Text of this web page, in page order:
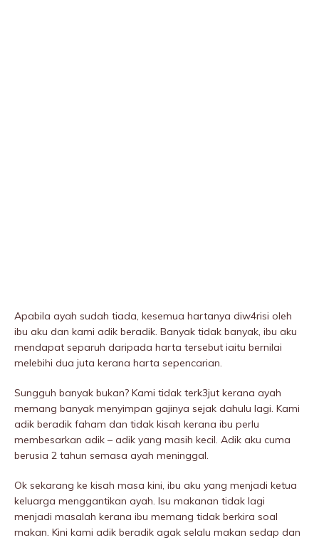
Apabila ayah sudah tiada, kesemua hartanya diw4risi oleh
ibu aku dan kami adik beradik. Banyak tidak banyak, ibu aku
mendapat separuh daripada harta tersebut iaitu bernilai
melebihi dua juta kerana harta sepencarian.
Sungguh banyak bukan? Kami tidak terk3jut kerana ayah
memang banyak menyimpan gajinya sejak dahulu lagi. Kami
adik beradik faham dan tidak kisah kerana ibu perlu
membesarkan adik – adik yang masih kecil. Adik aku cuma
berusia 2 tahun semasa ayah meninggaI.
Ok sekarang ke kisah masa kini, ibu aku yang menjadi ketua
keluarga menggantikan ayah. Isu makanan tidak lagi
menjadi masalah kerana ibu memang tidak berkira soal
makan. Kini kami adik beradik agak selalu makan sedap dan